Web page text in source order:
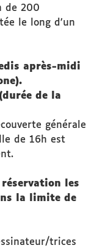
de 200
le long d’un
après-midi
de la
générale
de 16h est
les
la limite de
trices